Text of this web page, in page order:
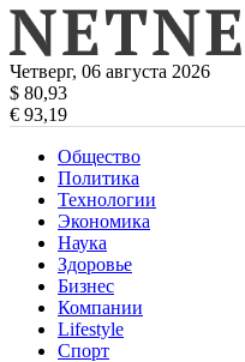
Четверг, 06 августа 2026
$ 80,93
€ 93,19
Общество
Политика
Технологии
Экономика
Наука
Здоровье
Бизнес
Компании
Lifestyle
Спорт